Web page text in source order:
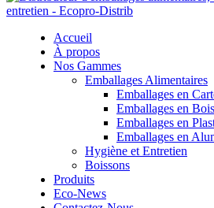
Accueil
À propos
Nos Gammes
Emballages Alimentaires
Emballages en
Emballages en
Emballages en
Emballages en
Hygiène et Entretien
Boissons
Produits
Eco-News